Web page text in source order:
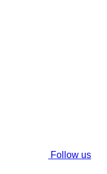
Follow us